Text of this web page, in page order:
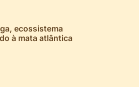
ecossistema
à mata atlântica